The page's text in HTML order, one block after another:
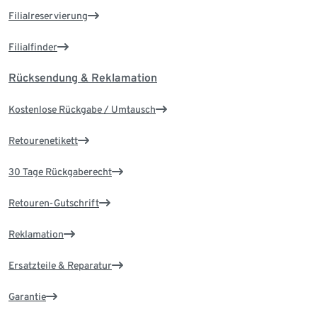
Filialreservierung
Filialfinder
Rücksendung & Reklamation
Kostenlose Rückgabe / Umtausch
Retourenetikett
30 Tage Rückgaberecht
Retouren-Gutschrift
Reklamation
Ersatzteile & Reparatur
Garantie